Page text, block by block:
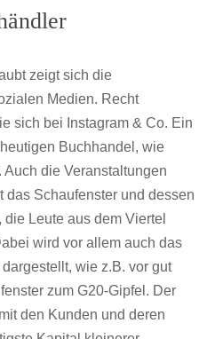
zeigt sich die
Medien. Recht
sich bei Instagram & Co. Ein
Buchhandel, wie
die Veranstaltungen
das Schaufenster und dessen
Leute aus dem Viertel
wird vor allem auch das
wie z.B. vor gut
zum G20-Gipfel. Der
den Kunden und deren